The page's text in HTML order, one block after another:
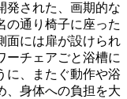
発された、画期的な
の通り 椅子に座った
面には扉が設けられ
ーチェアごと浴槽に
に、またぐ動作や浴
、身体への負担を大